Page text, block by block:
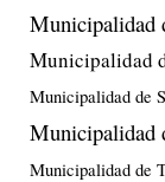
Municipalidad
Municipalidad
Municipalidad de
Municipalidad
Municipalidad de